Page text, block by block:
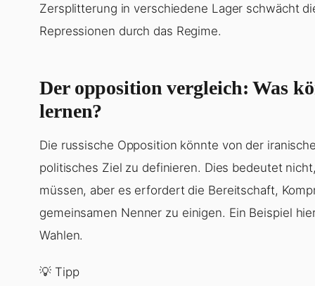
Zersplitterung in verschiedene Lager schwächt
Repressionen durch das Regime.
Der opposition vergleich: Was
lernen?
Die russische Opposition könnte von der
politisches Ziel zu definieren. Dies bedeutet
müssen, aber es erfordert die Bereitschaft,
gemeinsamen Nenner zu einigen. Ein Beispiel
Wahlen.
💡 Tipp